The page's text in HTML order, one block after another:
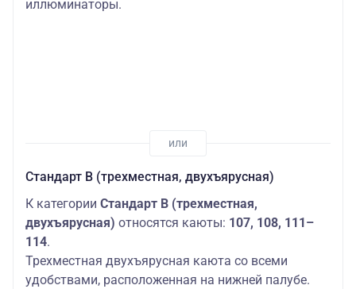
иллюминаторы.
Стандарт В (трехместная, двухъярусная)
К категории Стандарт В (трехместная,
двухъярусная) относятся каюты: 107, 108, 111–
114.
Трехместная двухъярусная каюта со всеми
удобствами, расположенная на нижней палубе.